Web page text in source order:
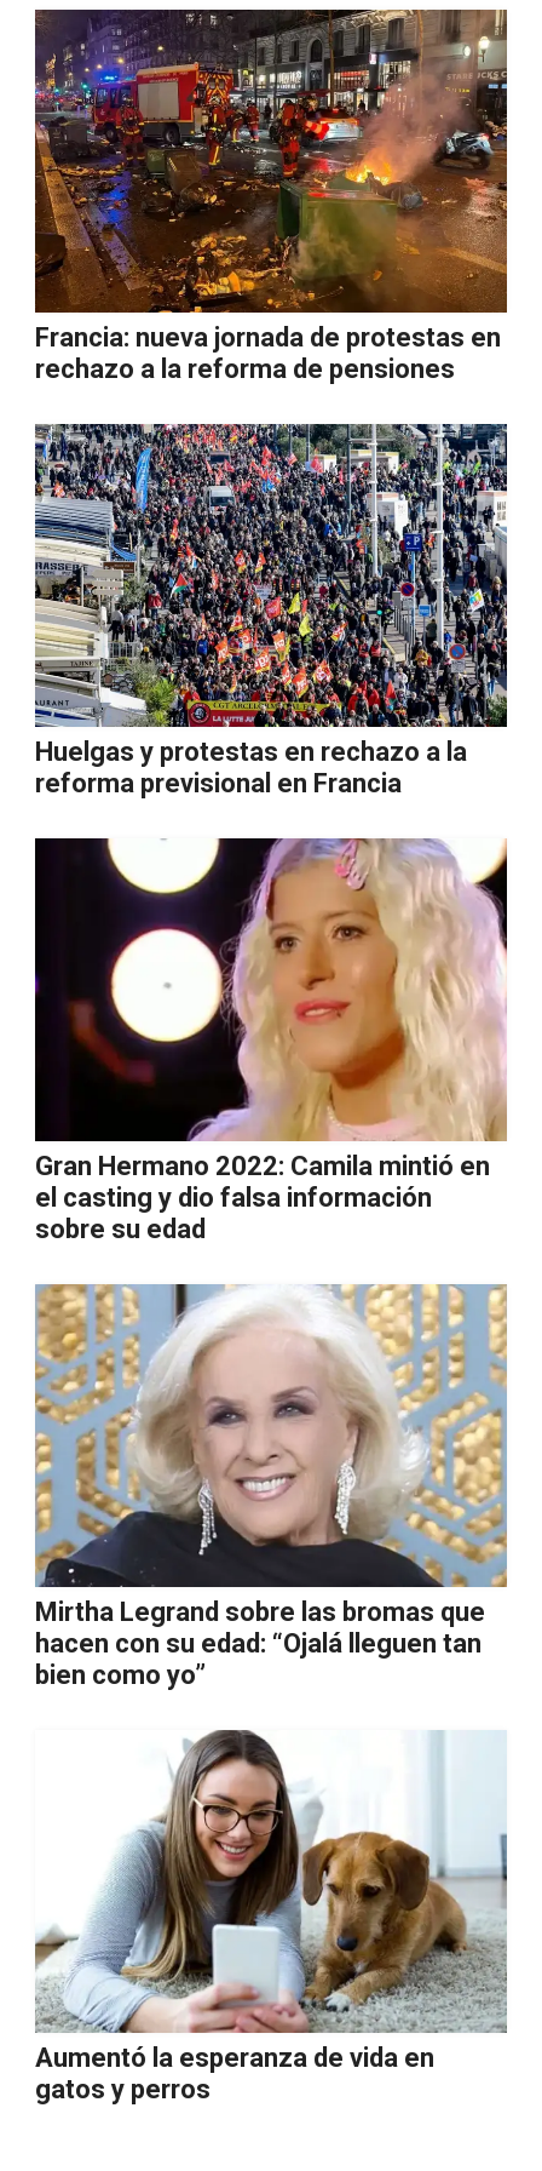
Francia: nueva jornada de protestas en
rechazo a la reforma de pensiones
Huelgas y protestas en rechazo a la
reforma previsional en Francia
Gran Hermano 2022: Camila mintió en
el casting y dio falsa información
sobre su edad
Mirtha Legrand sobre las bromas que
hacen con su edad: “Ojalá lleguen tan
bien como yo”
Aumentó la esperanza de vida en
gatos y perros